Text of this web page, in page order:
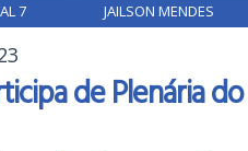
7 JAILSON MENDES
de Plenária